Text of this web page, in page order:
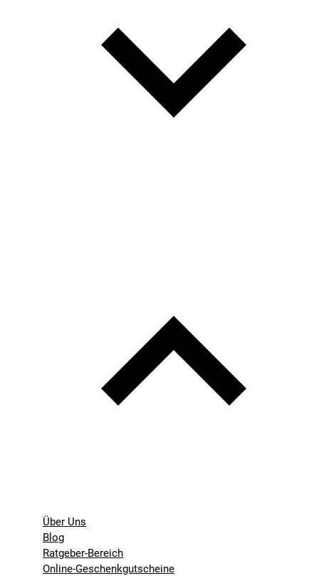
Über Uns
Blog
Ratgeber-Bereich
Online-Geschenkgutscheine